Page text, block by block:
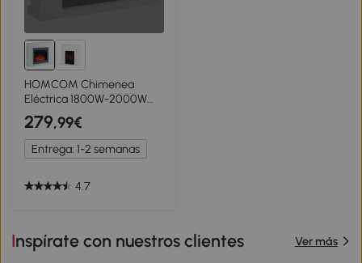
HOMCOM Chimenea
Eléctrica 1800W-2000W
con Mando a Distancia
Llama Ajustable
Termostato Temporizador
Semanal para 37 m²
279,99€
Entrega: 1-2 semanas
4.7
Inspírate con nuestros clientes Ver más